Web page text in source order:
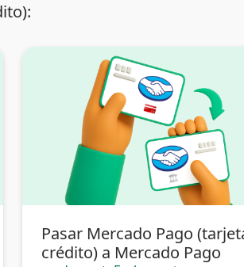
Pasar Mercado Pago
crédito) a Mercado Pago